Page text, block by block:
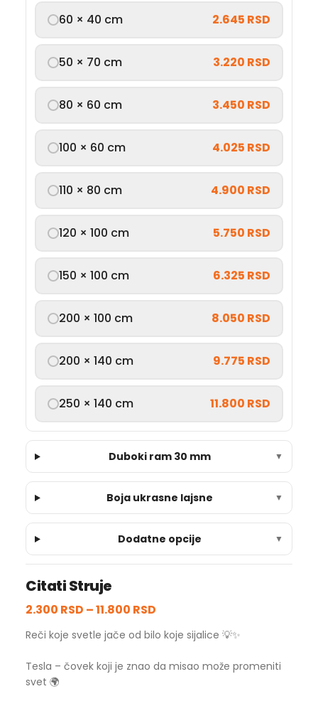
60 × 40 cm 2.645 RSD
50 × 70 cm 3.220 RSD
80 × 60 cm 3.450 RSD
100 × 60 cm 4.025 RSD
110 × 80 cm 4.900 RSD
120 × 100 cm 5.750 RSD
150 × 100 cm 6.325 RSD
200 × 100 cm 8.050 RSD
200 × 140 cm 9.775 RSD
250 × 140 cm 11.800 RSD
Duboki ram 30 mm ▼
Boja ukrasne lajsne ▼
Dodatne opcije ▼
Citati Struje
2.300 RSD –11.800 RSD
Reči koje svetle jače od bilo koje sijalice 💡✨
Tesla – čovek koji je znao da misao može promeniti
svet 🌍